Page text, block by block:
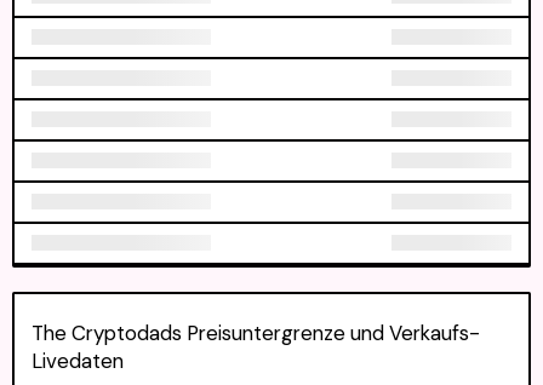
The Cryptodads Preisuntergrenze und Verkaufs-
Livedaten